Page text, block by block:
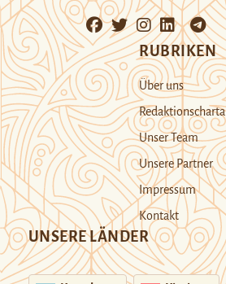
RUBRIKEN
Über uns
Redaktionscharta
Unser Team
Unsere Partner
Impressum
Kontakt
UNSERE LÄNDER